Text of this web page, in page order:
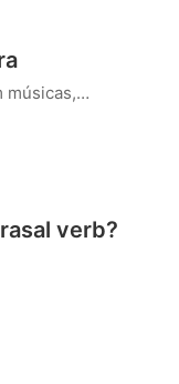
músicas,…
verb?